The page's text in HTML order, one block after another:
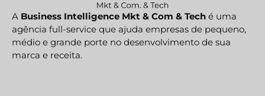
A Business Intelligence Mkt & Com & Tech é uma
agência full-service que ajuda empresas de pequeno,
médio e grande porte no desenvolvimento de sua
marca e receita.